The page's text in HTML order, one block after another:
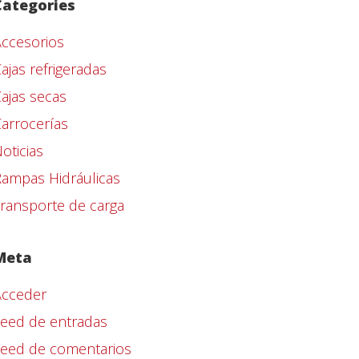
refrigeradas
secas
Hidráulicas
de carga
de entradas
de comentarios